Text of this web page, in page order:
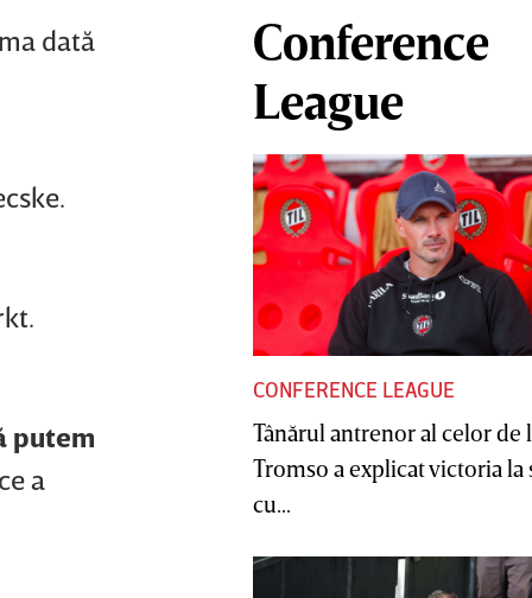
dată
putem
a
Conference
League
CONFERENCE LEAGUE
Tânărul antrenor al celor de
Tromso a explicat victoria la
cu...